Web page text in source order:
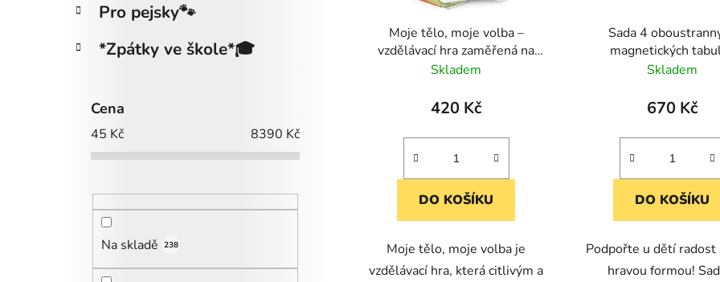
Pro pejsky🐾
*Zpátky ve škole*🎓
Cena
45 Kč 8390 Kč
Na skladě 238
Moje tělo, moje volba –
vzdělávací hra zaměřená na
téma souhlasu a soukromí
Skladem
420 Kč
DO KOŠÍKU
Moje tělo, moje volba je
vzdělávací hra, která citlivým a
Sada 4
magnetických
(popisovatelné fixem
Skladem
670 Kč
DO KOŠÍKU
Podpořte u dětí radost
hravou formou!